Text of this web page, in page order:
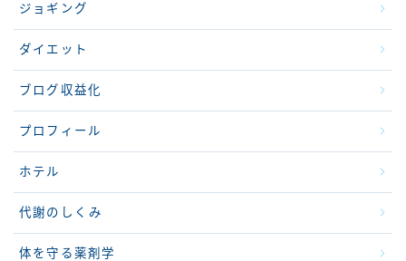
ジョギング
ダイエット
ブログ収益化
プロフィール
ホテル
代謝のしくみ
体を守る薬剤学